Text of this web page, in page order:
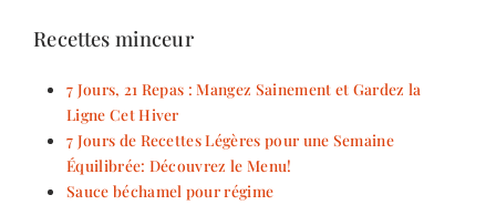
Recettes minceur
7 Jours, 21 Repas : Mangez Sainement et Gardez la
Ligne Cet Hiver
7 Jours de Recettes Légères pour une Semaine
Équilibrée: Découvrez le Menu!
Sauce béchamel pour régime